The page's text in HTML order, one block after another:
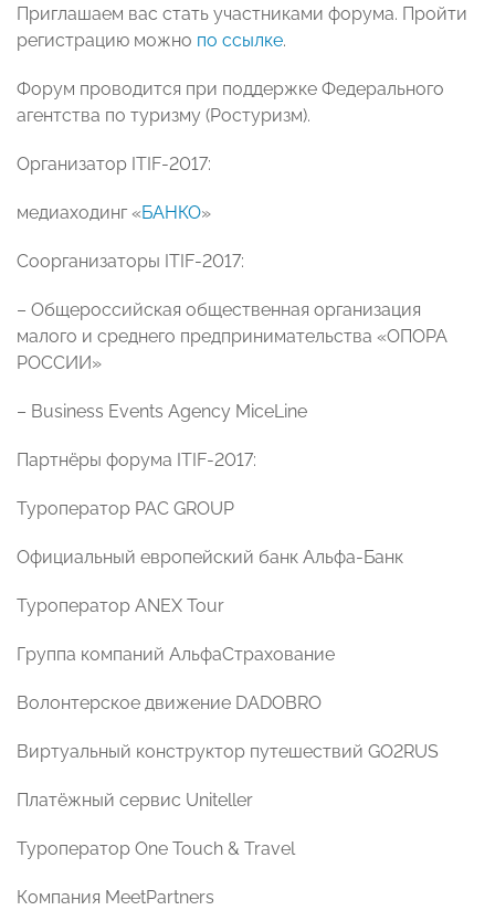
Приглашаем вас стать участниками форума. Пройти
регистрацию можно по ссылке.
Форум проводится при поддержке Федерального
агентства по туризму (Ростуризм).
Организатор ITIF-2017:
медиаходинг «БАНКО»
Соорганизаторы ITIF-2017:
– Общероссийская общественная организация
малого и среднего предпринимательства «ОПОРА
РОССИИ»
– Business Events Agency MiceLine
Партнёры форума ITIF-2017:
Туроператор PAC GROUP
Официальный европейский банк Альфа-Банк
Туроператор ANEX Tour
Группа компаний АльфаСтрахование
Волонтерское движение DADOBRO
Виртуальный конструктор путешествий GO2RUS
Платёжный сервис Uniteller
Туроператор One Touch & Travel
Компания MeetPartners